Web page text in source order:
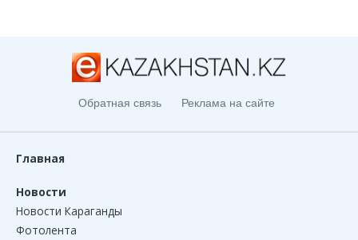
Обратная связь Реклама на сайте
Главная
Новости
Новости Караганды
Фотолента